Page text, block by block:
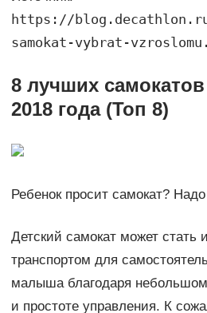
https://
samokat-vybrat-
8 лучших
2018 года (Топ 8)
Ребенок просит самокат? Надо
Детский самокат может
транспортом для
малыша благодаря
и простоте управления. К